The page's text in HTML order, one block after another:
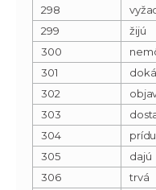
298
299
žijú
300
301
302
303
304
prídu
305
dajú
306
trvá